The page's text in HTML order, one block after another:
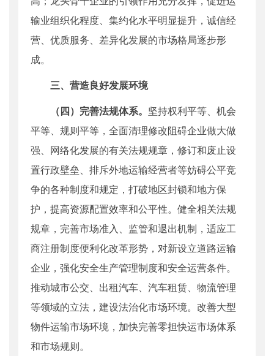
输业组织化程度、集约化水平明显提升，诚信经
营、优质服务、差异化发展的市场格局逐步形
成。
三、营造良好发展环境
（四）完善法规体系。 坚持权利平等、机会
平等、规则平等，全面清理修改阻碍企业做大做
强、网络化发展的有关法规规章，修订和废止设
置行政壁垒、排斥外地运输经营者等妨碍公平竞
争的各种制度和规定，打破地区封锁和地方保
护，提高资源配置效率和公平性。健全相关法规
规章，完善市场准入、监管和退出机制，适应工
商注册制度便利化改革形势，对新设立道路运输
企业，强化安全生产管理制度和安全运营条件。
推动城市公交、出租汽车、汽车租赁、物流管理
等领域的立法，建设法治化市场环境。改善大型
物件运输市场环境，加快完善零担快运市场体系
和市场规则。